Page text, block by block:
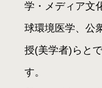
学・メディア文
球環境医学、公
授(美学者)らと
す。